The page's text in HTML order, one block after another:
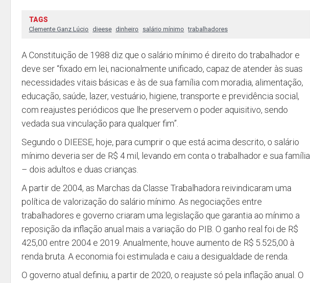
TAGS
Clemente Ganz Lúcio dieese dinheiro salário mínimo trabalhadores
A Constituição de 1988 diz que o salário mínimo é direito do trabalhador e
deve ser “fixado em lei, nacionalmente unificado, capaz de atender às suas
necessidades vitais básicas e às de sua família com moradia, alimentação,
educação, saúde, lazer, vestuário, higiene, transporte e previdência social,
com reajustes periódicos que lhe preservem o poder aquisitivo, sendo
vedada sua vinculação para qualquer fim”.
Segundo o DIEESE, hoje, para cumprir o que está acima descrito, o salário
mínimo deveria ser de R$ 4 mil, levando em conta o trabalhador e sua família
– dois adultos e duas crianças.
A partir de 2004, as Marchas da Classe Trabalhadora reivindicaram uma
política de valorização do salário mínimo. As negociações entre
trabalhadores e governo criaram uma legislação que garantia ao mínimo a
reposição da inflação anual mais a variação do PIB. O ganho real foi de R$
425,00 entre 2004 e 2019. Anualmente, houve aumento de R$ 5.525,00 à
renda bruta. A economia foi estimulada e caiu a desigualdade de renda.
O governo atual definiu, a partir de 2020, o reajuste só pela inflação anual. O